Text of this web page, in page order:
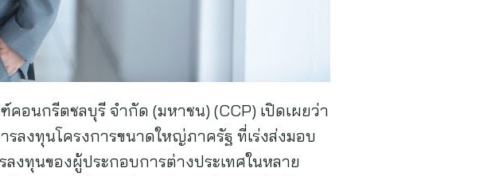
นกรีตชลบุรี จำกัด (มหาชน) (CCP) เปิดเผยว่า
ลงทุนโครงการขนาดใหญ่ภาครัฐ ที่เร่งส่งมอบ
งทุนของผู้ประกอบการต่างประเทศในหลาย